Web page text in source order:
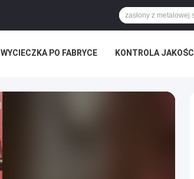
WYCIECZKA PO FABRYCE KONTROLA JAKOŚCI